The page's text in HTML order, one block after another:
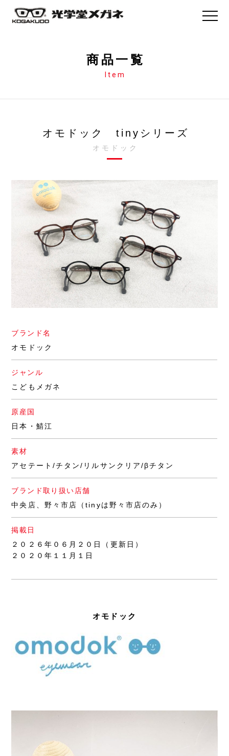
商品一覧
Item
オモドック tinyシリーズ
オモドック
ブランド名
オモドック
ジャンル
こどもメガネ
原産国
日本・鯖江
素材
アセテート/チタン/リルサンクリア/βチタン
ブランド取り扱い店舗
中央店、野々市店（tinyは野々市店のみ）
掲載日
２０２６年０６月２０日（更新日）
２０２０年１１月１日
オモドック